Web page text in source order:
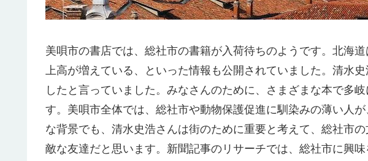
美唄市の書店では、総社市の書籍が入荷待ちのようです。北海
上高が増えている、といった情報も公開されていました。清水
したと言っていました。みなさんのために、さまざまな本で多
す。美唄市全体では、総社市や動物保護促進に馴染みの薄い人
な背景でも、清水史浩さんは街のために重要と考えて、総社市
敵な友達だと思います。新聞記事のリサーチでは、総社市に興